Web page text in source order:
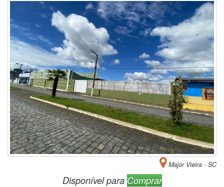
Major Vieira - SC
Disponível para Comprar